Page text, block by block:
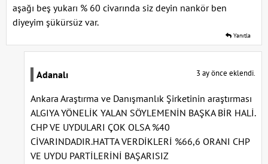
aşağı beş yukarı % 60 civarında siz deyin nankör ben
diyeyim şükürsüz var.
Yanıtla
Adanalı 3 ay önce eklendi.
Ankara Araştırma ve Danışmanlık Şirketinin araştırması
ALGIYA YÖNELİK YALAN SÖYLEMENİN BAŞKA BİR HALİ.
CHP VE UYDULARI ÇOK OLSA %40
CİVARINDADIR.HATTA VERDİKLERİ %66,6 ORANI CHP
VE UYDU PARTİLERİNİ BAŞARISIZ